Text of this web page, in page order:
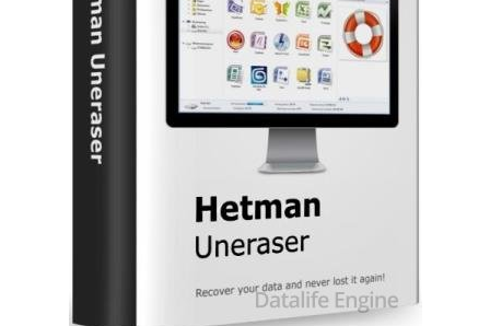
восстановить
удалённые
файлы